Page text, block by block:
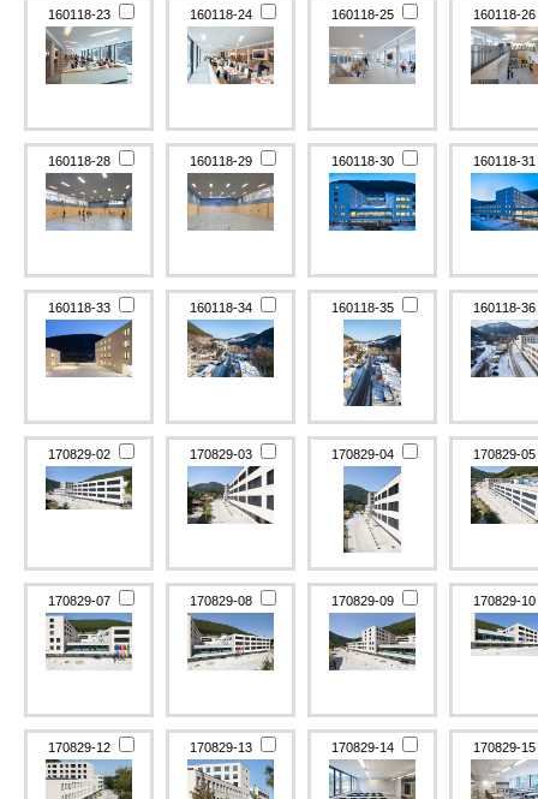
160118-23 160118-24 160118-25 160118-26
160118-28 160118-29 160118-30 160118-31
160118-33 160118-34 160118-35 160118-36
170829-02 170829-03 170829-04 170829-05
170829-07 170829-08 170829-09 170829-10
170829-12 170829-13 170829-14 170829-15